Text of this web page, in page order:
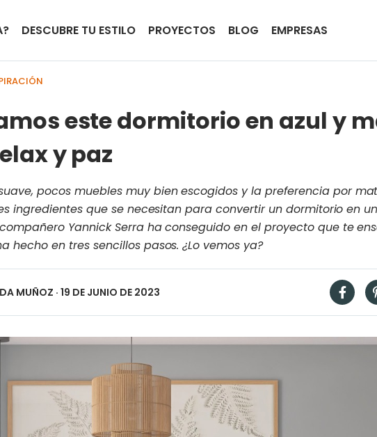
DESCUBRE TU ESTILO PROYECTOS BLOG EMPRESAS
este dormitorio en azul y
y paz
pocos muebles muy bien escogidos y la preferencia por
ingredientes que se necesitan para convertir un dormitorio en
Yannick Serra ha conseguido en el proyecto que te
hecho en tres sencillos pasos. ¿Lo vemos ya?
MUÑOZ · 19 DE JUNIO DE 2023